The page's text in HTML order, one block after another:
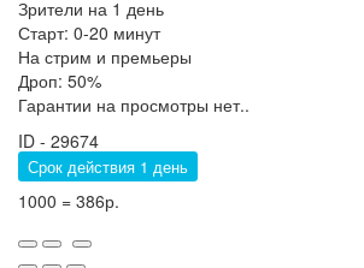
Зрители на 1 день
Старт: 0-20 минут
На стрим и премьеры
Дроп: 50%
Гарантии на просмотры нет..
ID - 29674
Срок действия 1 день
1000 = 386р.